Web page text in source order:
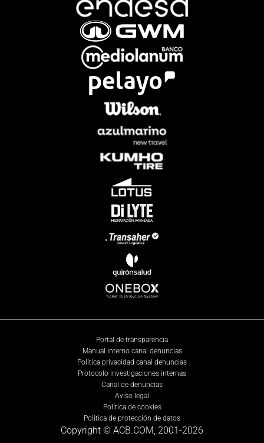
Portal de transparencia
Manual interno canal denuncias
Política privacidad canal denuncias
Protocolo investigaciones internas
Canal de denuncias
Aviso legal
Política de cookies
Política de protección de datos
Copyright © ACB.COM, 2001-2026